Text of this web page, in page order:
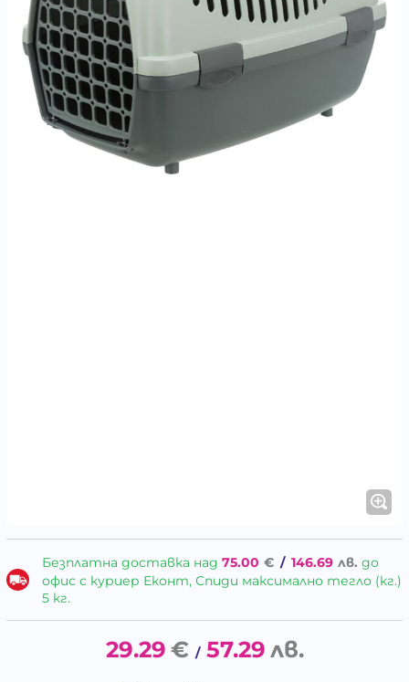
Безплатна доставка над 75.00 € / 146.69 лв. до
офис с куриер Еконт, Спиди максимално тегло (кг.)
5 кг.
29.29 € / 57.29 лв.